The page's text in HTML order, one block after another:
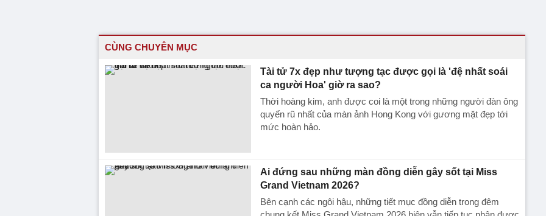
CÙNG CHUYÊN MỤC
Tài tử 7x đẹp như tượng tạc được gọi là 'đệ nhất soái
ca người Hoa' giờ ra sao?
Thời hoàng kim, anh được coi là một trong những người đàn ông
quyến rũ nhất của màn ảnh Hong Kong với gương mặt đẹp tới
mức hoàn hảo.
Ai đứng sau những màn đồng diễn gây sốt tại Miss
Grand Vietnam 2026?
Bên cạnh các ngôi hậu, những tiết mục đồng diễn trong đêm